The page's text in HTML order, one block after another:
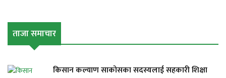
ताजा समाचार
किसान कल्याण साकोसका सदस्यलाई सहकारी शिक्षा